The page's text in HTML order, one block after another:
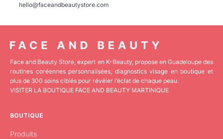
hello@faceandbeautystore.com
Face and Beauty Store, expert en K-Beauty, propose en Guadeloupe des
routines coréennes personnalisées, diagnostics visage en boutique et
plus de 300 soins ciblés pour révéler l’éclat de chaque peau.
VISITER LA BOUTIQUE FACE AND BEAUTY MARTINIQUE
BOUTIQUE
Produits